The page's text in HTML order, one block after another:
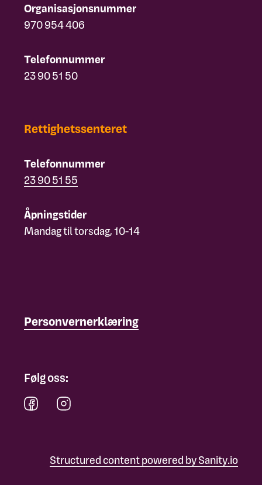
Organisasjonsnummer
970 954 406
Telefonnummer
23 90 51 50
Rettighetssenteret
Telefonnummer
23 90 51 55
Åpningstider
Mandag til torsdag, 10-14
Personvernerklæring
Følg oss:
Structured content powered by Sanity.io